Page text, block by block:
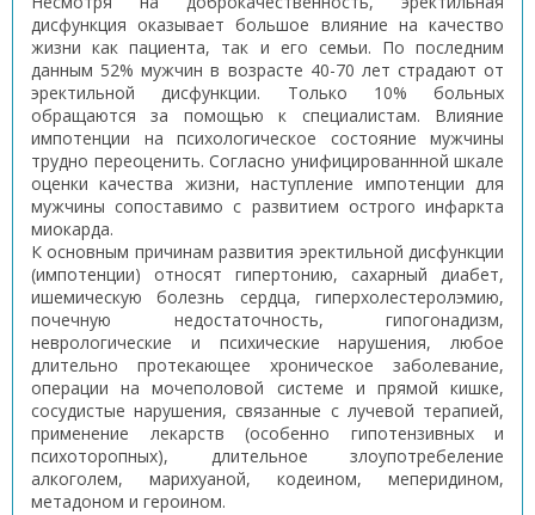
дисфункция оказывает большое влияние на качество
жизни как пациента, так и его семьи. По последним
данным 52% мужчин в возрасте 40-70 лет страдают от
эректильной дисфункции. Только 10% больных
обращаются за помощью к специалистам. Влияние
импотенции на психологическое состояние мужчины
трудно переоценить. Согласно унифицированнной шкале
оценки качества жизни, наступление импотенции для
мужчины сопоставимо с развитием острого инфаркта
миокарда.
К основным причинам развития эректильной дисфункции
(импотенции) относят гипертонию, сахарный диабет,
ишемическую болезнь сердца, гиперхолестеролэмию,
почечную недостаточность, гипогонадизм,
неврологические и психические нарушения, любое
длительно протекающее хроническое заболевание,
операции на мочеполовой системе и прямой кишке,
сосудистые нарушения, связанные с лучевой терапией,
применение лекарств (особенно гипотензивных и
психоторопных), длительное злоупотребеление
алкоголем, марихуаной, кодеином, меперидином,
метадоном и героином.